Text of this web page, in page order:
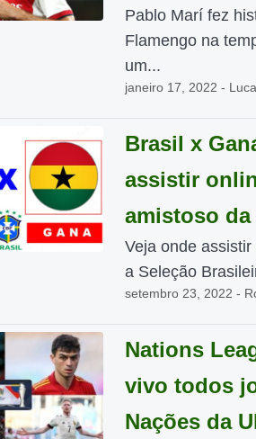
Pablo Marí fez
Flamengo na
um...
janeiro 17, 2022 -
Brasil x
assistir
amistoso da
Veja onde
a Seleção
setembro 23, 2022 -
Nations
vivo todos
Nações da